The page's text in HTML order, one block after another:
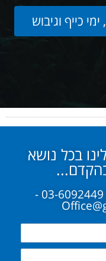
כייף וגיבוש
בכל נושא
טלפון: 03-6092441 - פקס: 03-6092449 -